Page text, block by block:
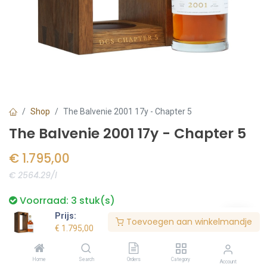
Prijs:
€ 1.795,00
Toevoegen aan winkelmandje
Home Search Orders Category Account
Shop The Balvenie 2001 17y - Chapter 5
The Balvenie 2001 17y - Chapter 5
€ 1.795,00
€ 2564.29/l
Voorraad: 3 stuk(s)
Bestel nu